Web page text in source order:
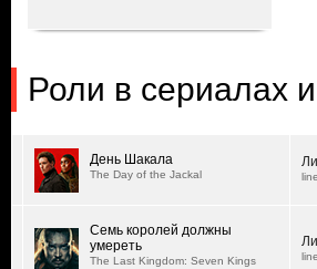
Роли в сериалах
День Шакала
The Day of the Jackal
Семь королей должны
умереть
The Last Kingdom: Seven Kings